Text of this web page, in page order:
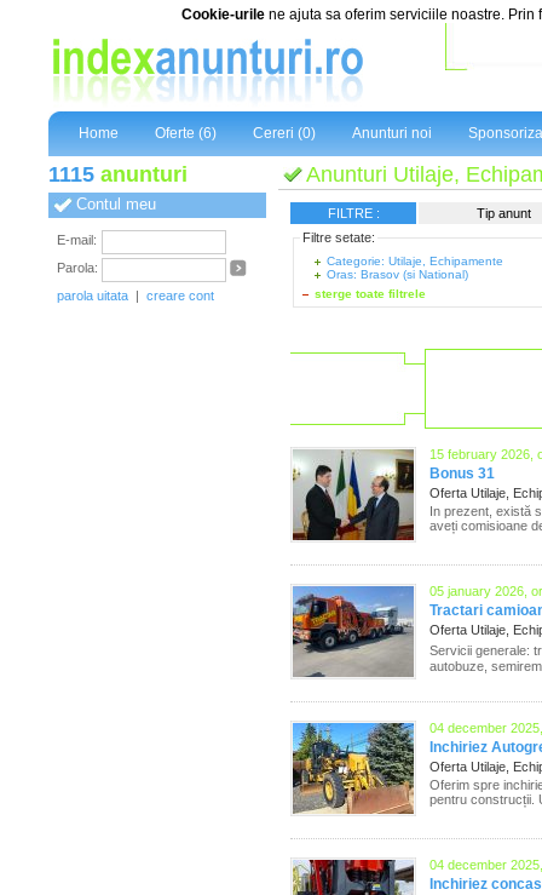
Cookie-urile ne ajuta sa oferim serviciile noastre.
Home Oferte (6) Cereri (0) Anunturi noi
1115 anunturi
Contul meu
E-mail:
Parola:
parola uitata | creare cont
Anunturi Utilaje,
FILTRE :
Tip anunt
Filtre setate:
Categorie: Utilaje, Echipamente
Oras: Brasov (si National)
sterge toate filtrele
15 february 2026,
Bonus 31
Oferta Utilaje,
In prezent, există
aveți comisioane
05 january 2026,
Tractari
Oferta Utilaje,
Servicii generale:
autobuze,
04 december
Inchiriez
Oferta Utilaje,
Oferim spre
pentru construcții.
04 december
Inchiriez